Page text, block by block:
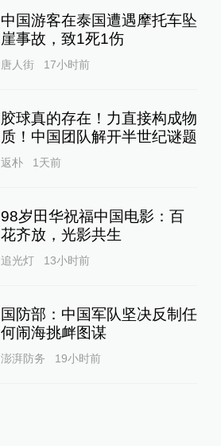
中国游客在泰国遭遇摩托车坠
崖事故，致1死1伤
唐人街 17小时前
胶球真的存在！力直接构成物
质！中国团队解开半世纪谜题
返朴 1天前
98岁田华祝福中国电影：百
花齐放，光影共生
追光灯 13小时前
国防部：中国军队坚决反制任
何闹海挑衅图谋
澎湃防务 19小时前